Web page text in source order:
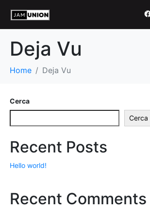
Deja Vu
Home Deja Vu
Cerca
Cerca
Recent Posts
Hello world!
Recent Comments